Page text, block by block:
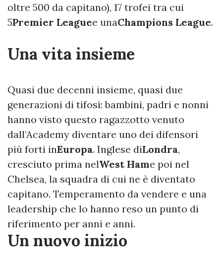
oltre 500 da capitano), 17 trofei tra cui
5Premier Leaguee unaChampions League.
Una vita insieme
Quasi due decenni insieme, quasi due
generazioni di tifosi: bambini, padri e nonni
hanno visto questo ragazzotto venuto
dall’Academy diventare uno dei difensori
più forti inEuropa. Inglese diLondra,
cresciuto prima nelWest Hame poi nel
Chelsea, la squadra di cui ne è diventato
capitano. Temperamento da vendere e una
leadership che lo hanno reso un punto di
riferimento per anni e anni.
Un nuovo inizio